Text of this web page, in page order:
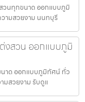
วนทุกขนาด ออกแบบภูมิ
ามสวยงาม นนทบุรี
งสวน ออกแบบภูมิ
าด ออกแบบภูมิทัศน์ ทั่ว
มสวยงาม รับดูแ